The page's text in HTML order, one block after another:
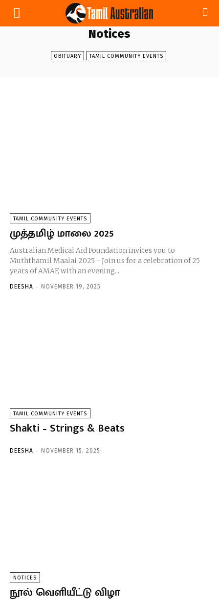
Notices
OBITUARY TAMIL COMMUNITY EVENTS
TAMIL COMMUNITY EVENTS
முத்தமிழ் மாலை 2025
Australian Medical Aid Foundation invites you to
Muththamil Maalai 2025 - Join us for a celebration of 25
years of AMAF, with an evening...
DEESHA - NOVEMBER 19, 2025
TAMIL COMMUNITY EVENTS
Shakti – Strings & Beats
DEESHA - NOVEMBER 15, 2025
NOTICES
நூல் வெளியீட்டு விழா